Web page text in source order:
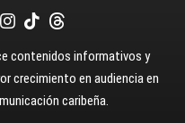
contenidos informativos y
crecimiento en audiencia en
caribeña.